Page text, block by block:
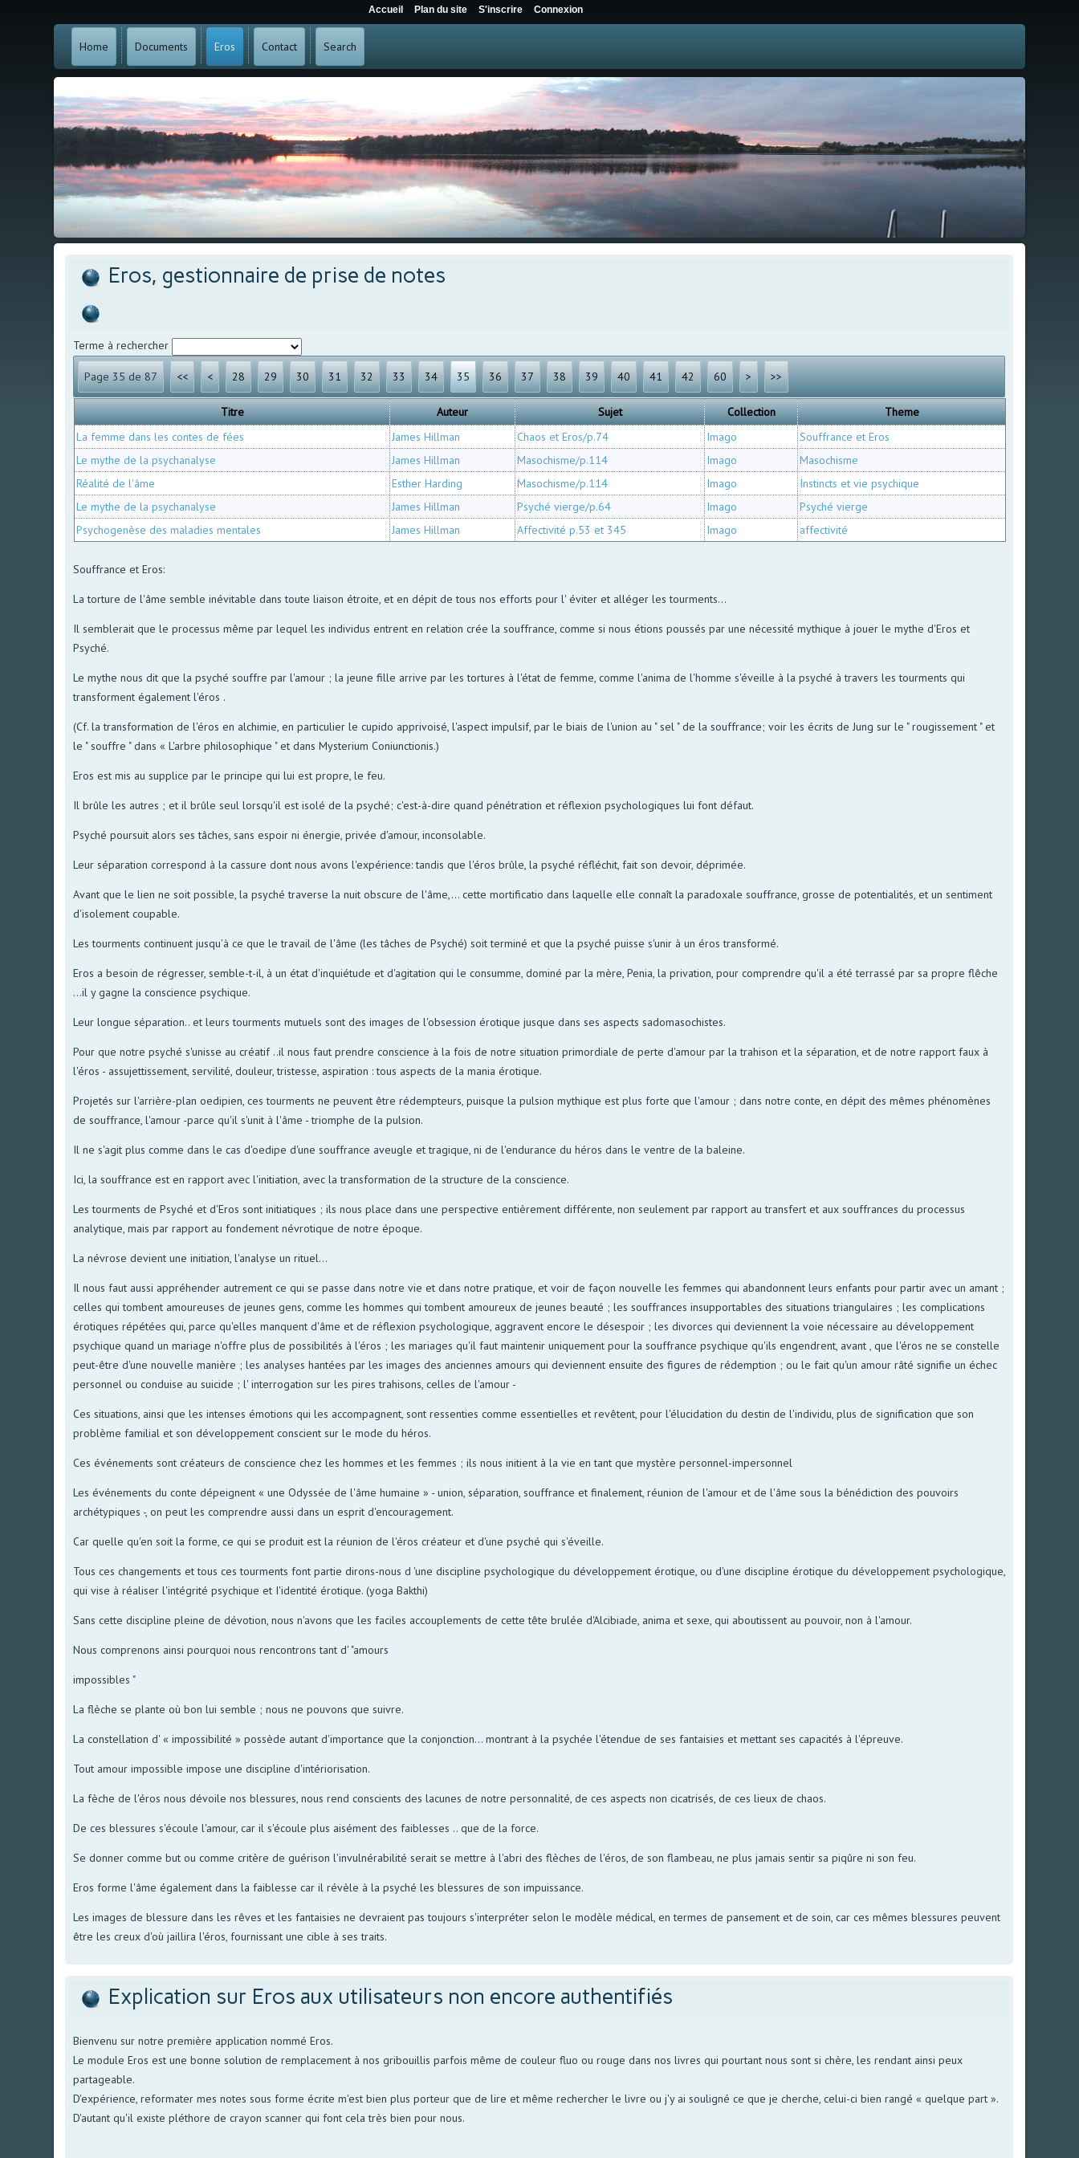
Home Documents Eros Contact Search
Eros, gestionnaire de prise de notes
Terme à rechercher
Page 35 de 87 << < 28 29 30 31 32 33 34 35 36 37 38 39 40 41 42 60 > >>
Titre Auteur Sujet Collection
Theme
La femme dans les contes de fées
James Hillman Chaos et Eros/p.74 Imago
Souffrance et Eros
Le mythe de la psychanalyse
James Hillman Masochisme/p.114 Imago
Masochisme
Réalité de l'âme
Esther Harding Masochisme/p.114 Imago
Instincts et vie psychique
Le mythe de la psychanalyse
James Hillman Psyché vierge/p.64 Imago
Psyché vierge
Psychogenèse des maladies mentales
James Hillman Affectivité p.53 et 345 Imago affectivité
Souffrance et Eros:
La torture de l'âme semble inévitable dans toute liaison étroite, et en dépit de tous nos efforts pour l' éviter et alléger les tourments...
Il semblerait que le processus même par lequel les individus entrent en relation crée la souffrance, comme si nous étions poussés par une nécessité mythique à jouer le mythe d'Eros et
Psyché.
Le mythe nous dit que la psyché souffre par l'amour ; la jeune fille arrive par les tortures à l'état de femme, comme l'anima de l'homme s'éveille à la psyché à travers les tourments qui
transforment également l'éros .
(Cf. la transformation de l'éros en alchimie, en particulier le cupido apprivoisé, l'aspect impulsif, par le biais de l'union au " sel " de la souffrance; voir les écrits de Jung sur le " rougissement " et
le " souffre " dans « L'arbre philosophique " et dans Mysterium Coniunctionis.)
Eros est mis au supplice par le principe qui lui est propre, le feu.
Il brûle les autres ; et il brûle seul lorsqu'il est isolé de la psyché; c'est-à-dire quand pénétration et réflexion psychologiques lui font défaut.
Psyché poursuit alors ses tâches, sans espoir ni énergie, privée d'amour, inconsolable.
Leur séparation correspond à la cassure dont nous avons l'expérience: tandis que l'éros brûle, la psyché réfléchit, fait son devoir, déprimée.
Avant que le lien ne soit possible, la psyché traverse la nuit obscure de l'âme,... cette mortificatio dans laquelle elle connaît la paradoxale souffrance, grosse de potentialités, et un sentiment
d'isolement coupable.
Les tourments continuent jusqu'à ce que le travail de l'âme (les tâches de Psyché) soit terminé et que la psyché puisse s'unir à un éros transformé.
Eros a besoin de régresser, semble-t-il, à un état d'inquiétude et d'agitation qui le consumme, dominé par la mère, Penia, la privation, pour comprendre qu'il a été terrassé par sa propre flêche
...il y gagne la conscience psychique.
Leur longue séparation.. et leurs tourments mutuels sont des images de l'obsession érotique jusque dans ses aspects sadomasochistes.
Pour que notre psyché s'unisse au créatif ..il nous faut prendre conscience à la fois de notre situation primordiale de perte d'amour par la trahison et la séparation, et de notre rapport faux à
l'éros - assujettissement, servilité, douleur, tristesse, aspiration : tous aspects de la mania érotique.
Projetés sur l'arrière-plan oedipien, ces tourments ne peuvent être rédempteurs, puisque la pulsion mythique est plus forte que l'amour ; dans notre conte, en dépit des mêmes phénomènes
de souffrance, l'amour -parce qu'il s'unit à l'âme - triomphe de la pulsion.
Il ne s'agit plus comme dans le cas d'oedipe d'une souffrance aveugle et tragique, ni de l'endurance du héros dans le ventre de la baleine.
Ici, la souffrance est en rapport avec l'initiation, avec la transformation de la structure de la conscience.
Les tourments de Psyché et d'Eros sont initiatiques ; ils nous place dans une perspective entièrement différente, non seulement par rapport au transfert et aux souffrances du processus
analytique, mais par rapport au fondement névrotique de notre époque.
La névrose devient une initiation, l'analyse un rituel...
Il nous faut aussi appréhender autrement ce qui se passe dans notre vie et dans notre pratique, et voir de façon nouvelle les femmes qui abandonnent leurs enfants pour partir avec un amant ;
celles qui tombent amoureuses de jeunes gens, comme les hommes qui tombent amoureux de jeunes beauté ; les souffrances insupportables des situations triangulaires ; les complications
érotiques répétées qui, parce qu'elles manquent d'âme et de réflexion psychologique, aggravent encore le désespoir ; les divorces qui deviennent la voie nécessaire au développement
psychique quand un mariage n'offre plus de possibilités à l'éros ; les mariages qu'il faut maintenir uniquement pour la souffrance psychique qu'ils engendrent, avant , que l'éros ne se constelle
peut-être d'une nouvelle manière ; les analyses hantées par les images des anciennes amours qui deviennent ensuite des figures de rédemption ; ou le fait qu'un amour râté signifie un échec
personnel ou conduise au suicide ; l' interrogation sur les pires trahisons, celles de l'amour -
Ces situations, ainsi que les intenses émotions qui les accompagnent, sont ressenties comme essentielles et revêtent, pour l'élucidation du destin de l'individu, plus de signification que son
problème familial et son développement conscient sur le mode du héros.
Ces événements sont créateurs de conscience chez les hommes et les femmes ; ils nous initient à la vie en tant que mystère personnel-impersonnel
Les événements du conte dépeignent « une Odyssée de l'âme humaine » - union, séparation, souffrance et finalement, réunion de l'amour et de l'âme sous la bénédiction des pouvoirs
archétypiques -, on peut les comprendre aussi dans un esprit d'encouragement.
Car quelle qu'en soit la forme, ce qui se produit est la réunion de l'éros créateur et d'une psyché qui s'éveille.
Tous ces changements et tous ces tourments font partie dirons-nous d 'une discipline psychologique du développement érotique, ou d'une discipline érotique du développement psychologique,
qui vise à réaliser l'intégrité psychique et I'identité érotique. (yoga Bakthi)
Sans cette discipline pleine de dévotion, nous n'avons que les faciles accouplements de cette tête brulée d'Alcibiade, anima et sexe, qui aboutissent au pouvoir, non à l'amour.
Nous comprenons ainsi pourquoi nous rencontrons tant d' "amours
impossibles "
La flèche se plante où bon lui semble ; nous ne pouvons que suivre.
La constellation d' « impossibilité » possède autant d'importance que la conjonction... montrant à la psychée l'étendue de ses fantaisies et mettant ses capacités à l'épreuve.
Tout amour impossible impose une discipline d'intériorisation.
La fèche de l'éros nous dévoile nos blessures, nous rend conscients des lacunes de notre personnalité, de ces aspects non cicatrisés, de ces lieux de chaos.
De ces blessures s'écoule l'amour, car il s'écoule plus aisément des faiblesses .. que de la force.
Se donner comme but ou comme critère de guérison l'invulnérabilité serait se mettre à l'abri des flèches de l'éros, de son flambeau, ne plus jamais sentir sa piqûre ni son feu.
Eros forme l'âme également dans la faiblesse car il révèle à la psyché les blessures de son impuissance.
Les images de blessure dans les rêves et les fantaisies ne devraient pas toujours s'interpréter selon le modèle médical, en termes de pansement et de soin, car ces mêmes blessures peuvent
être les creux d'où jaillira l'éros, fournissant une cible à ses traits.
Explication sur Eros aux utilisateurs non encore authentifiés
Bienvenu sur notre première application nommé Eros.
Le module Eros est une bonne solution de remplacement à nos gribouillis parfois même de couleur fluo ou rouge dans nos livres qui pourtant nous sont si chère, les rendant ainsi peux
partageable.
D'expérience, reformater mes notes sous forme écrite m'est bien plus porteur que de lire et même rechercher le livre ou j'y ai souligné ce que je cherche, celui-ci bien rangé « quelque part ».
D'autant qu'il existe pléthore de crayon scanner qui font cela très bien pour nous.
Accueil Plan du site S'inscrire Connexion